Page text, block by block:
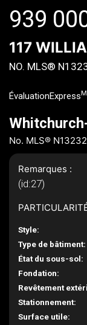
939
117
NO. MLS®
ÉvaluationExpress
No. MLS®
Remarques :
(id:27)
Style:
Type de bâtiment:
État du sous-sol:
Fondation:
Revêtement
Stationnement:
Surface utile: